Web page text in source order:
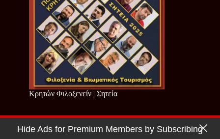
Κρητών Φιλοξενείν | Σητεία
Copyright © 2026 - Cretan Business | Κρητών Επιχειρείν
Hide Ads for Premium Members by Subscribing